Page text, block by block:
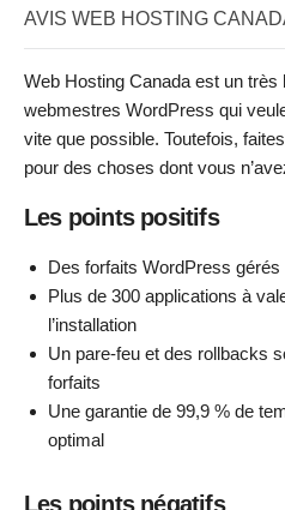
AVIS WEB HOSTING
Web Hosting Canada est un très
webmestres WordPress qui
vite que possible. Toutefois,
pour des choses dont vous
Les points positifs
Des forfaits WordPress gérés
Plus de 300 applications à
l’installation
Un pare-feu et des rollbacks
forfaits
Une garantie de 99,9 % de
optimal
Les points négatifs